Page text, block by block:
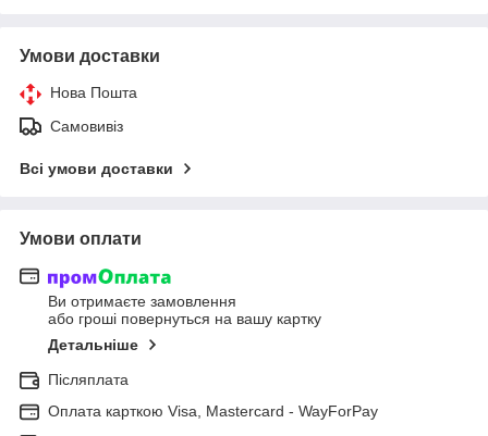
Умови доставки
Нова Пошта
Самовивіз
Всі умови доставки
Умови оплати
Ви отримаєте замовлення
або гроші повернуться на вашу картку
Детальніше
Післяплата
Оплата карткою Visa, Mastercard - WayForPay